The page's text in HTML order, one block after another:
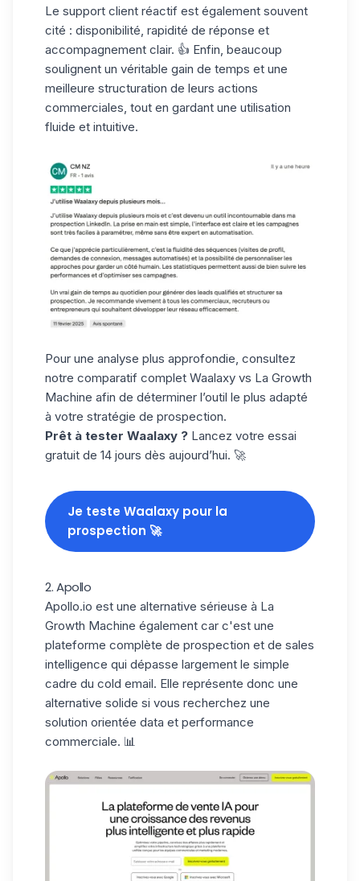
Le support client réactif est également souvent
cité : disponibilité, rapidité de réponse et
accompagnement clair. 👍 Enfin, beaucoup
soulignent un véritable gain de temps et une
meilleure structuration de leurs actions
commerciales, tout en gardant une utilisation
fluide et intuitive.
Pour une analyse plus approfondie, consultez
notre comparatif complet Waalaxy vs La Growth
Machine afin de déterminer l’outil le plus adapté
à votre stratégie de prospection.
Prêt à tester Waalaxy ? Lancez votre essai
gratuit de 14 jours dès aujourd’hui. 🚀
Je teste Waalaxy pour la
prospection 🚀
2. Apollo
Apollo.io est une alternative sérieuse à La
Growth Machine également car c'est une
plateforme complète de prospection et de sales
intelligence qui dépasse largement le simple
cadre du cold email. Elle représente donc une
alternative solide si vous recherchez une
solution orientée data et performance
commerciale. 📊